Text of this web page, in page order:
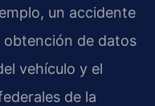
un accidente
obtención de datos
vehículo y el
de la